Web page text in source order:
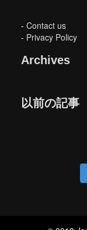
- Contact us
- Privacy Policy
Archives
以前の記事